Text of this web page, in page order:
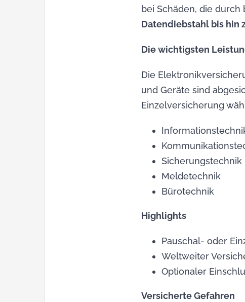
bei Schäden, die durch
Datendiebstahl bis hin
Die wichtigsten
Die
und Geräte sind
Einzelversicherung
Sicherungstechnik
Meldetechnik
Bürotechnik
Highlights
Pauschal- oder
Weltweiter
Optionaler
Versicherte Gefahren